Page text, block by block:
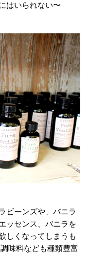
はいられない〜
ビーンズや、バニラ
ッセンス、バニラを
しくなってしまうも
味料なども種類豊富